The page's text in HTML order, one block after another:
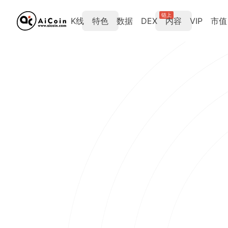
K线 特色 数据 DEX
链上
内容 VIP 市值